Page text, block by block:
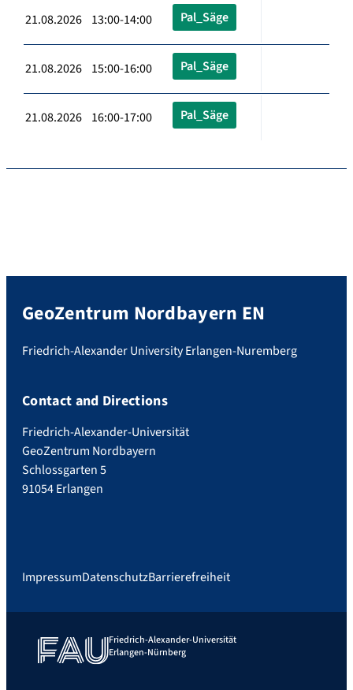
21.08.2026 13:00-14:00 Pal_Säge
21.08.2026 15:00-16:00 Pal_Säge
21.08.2026 16:00-17:00 Pal_Säge
GeoZentrum Nordbayern EN
Friedrich-Alexander University Erlangen-Nuremberg
Contact and Directions
Friedrich-Alexander-Universität
GeoZentrum Nordbayern
Schlossgarten 5
91054 Erlangen
ImpressumDatenschutzBarrierefreiheit
Friedrich-Alexander-Universität
Erlangen-Nürnberg